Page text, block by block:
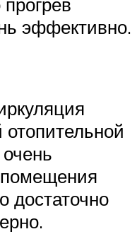
эффективно.
отопительной
достаточно